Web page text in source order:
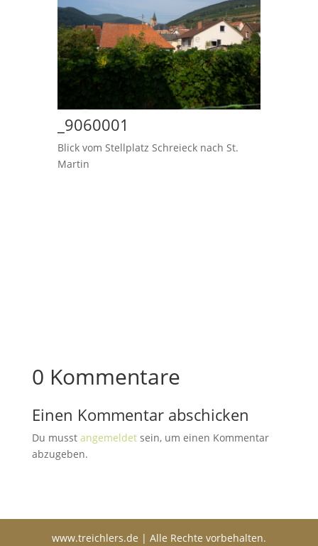
_9060001
Blick vom Stellplatz Schreieck nach St.
Martin
0 Kommentare
Einen Kommentar abschicken
Du musst angemeldetsein, um einen Kommentar
abzugeben.
www.treichlers.de | Alle Rechte vorbehalten.